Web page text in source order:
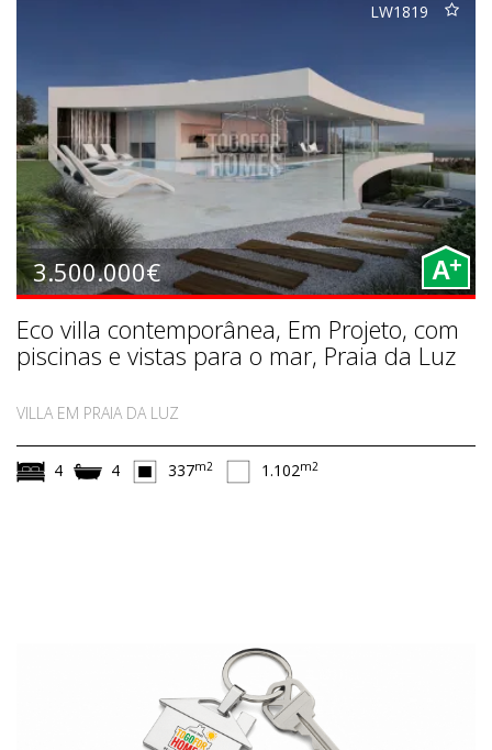
LW1819
3.500.000€ A+
Eco villa contemporânea, Em Projeto, com
piscinas e vistas para o mar, Praia da Luz
VILLA EM PRAIA DA LUZ
4 4 337m2 1.102m2